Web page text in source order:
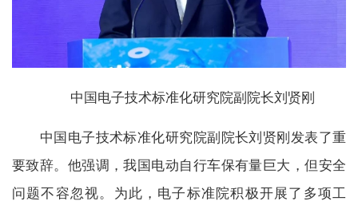
中国电子技术标准化研究院副院长刘贤刚
中国电子技术标准化研究院副院长刘贤刚发表了重
要致辞。他强调，我国电动自行车保有量巨大，但安全
问题不容忽视。为此，电子标准院积极开展了多项工